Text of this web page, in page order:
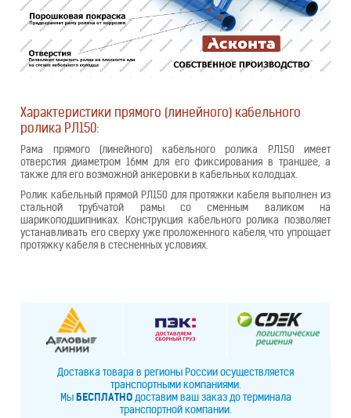
Характеристики прямого (линейного) кабельного
ролика РЛ150:
Рама прямого (линейного) кабельного ролика РЛ150 имеет
отверстия диаметром 16мм для его фиксирования в траншее, а
также для его возможной анкеровки в кабельных колодцах.
Ролик кабельный прямой РЛ150 для протяжки кабеля выполнен из
стальной трубчатой рамы со сменным валиком на
шарикоподшипниках. Конструкция кабельного ролика позволяет
устанавливать его сверху уже проложенного кабеля, что упрощает
протяжку кабеля в стесненных условиях.
Доставка товара в регионы России осуществляется
транспортными компаниями.
МыБЕСПЛАТНОдоставим ваш заказ до терминала
транспортной компании.